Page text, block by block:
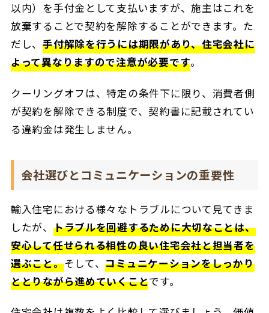
以内）を手付金として支払いますが、施主はこれを
放棄することで契約を解除することができます。た
だし、手付解除を行うには期限があり、住宅会社に
よって異なりますので注意が必要です。
クーリングオフは、特定の条件下に限り、消費者側
が契約を解除できる制度で、契約書に記載されてい
る違約金は発生しません。
会社選びとコミュニケーションの重要性
輸入住宅における様々なトラブルについて見てきま
したが、 トラブルを回避するために大切なことは、
安心して任せられる相性の良い住宅会社と担当者を
選ぶこと。そして、コミュニケーションをしっかり
ととりながら進めていくことです。